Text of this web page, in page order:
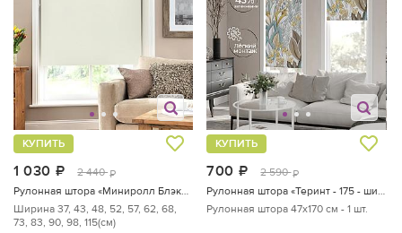
1 030 руб.
2 440 руб.
КУПИТЬ
Рулонная штора «Миниролл Блэкаут Ультиса (слоновая кость) - ширина 52 см.»
Ширина 37, 43, 48, 52, 57, 62, 68,
73, 83, 90, 98, 115(см)
700 руб.
2 590 руб.
КУПИТЬ
Рулонная штора «Теринт - 175 - ширина 47 см»
Рулонная штора 47х170 см - 1 шт.